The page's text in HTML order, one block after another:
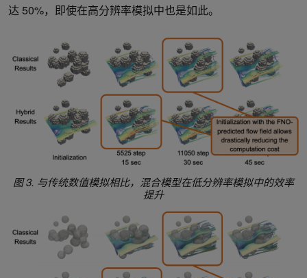
达 50%，即使在高分辨率模拟中也是如此。
图 3. 与传统数值模拟相比，混合模型在低分辨率模拟中的效率
提升